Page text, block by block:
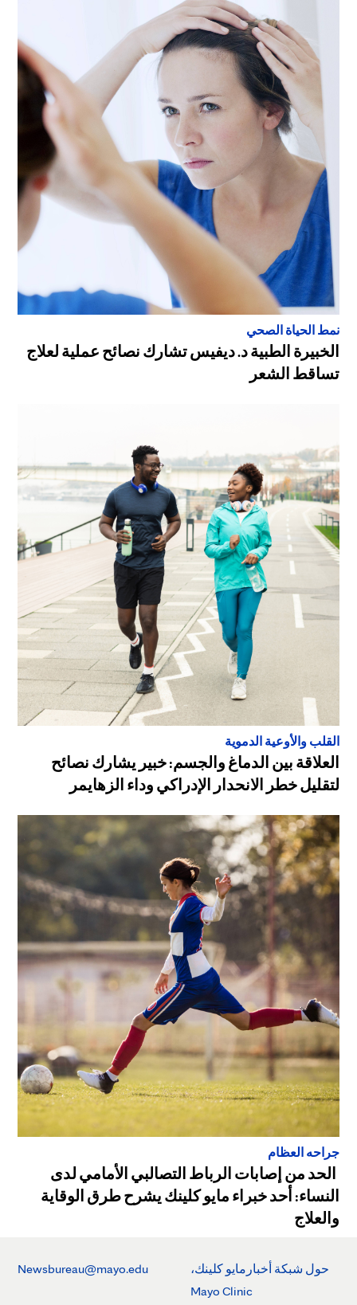
نمط الحياة الصحي
الخبيرة الطبية د. ديفيس تشارك نصائح عملية لعلاج
تساقط الشعر
القلب والأوعية الدموية
العلاقة بين الدماغ والجسم: خبير يشارك نصائح
لتقليل خطر الانحدار الإدراكي وداء الزهايمر
جراحه العظام
الحد من إصابات الرباط التصالبي الأمامي لدى
النساء: أحد خبراء مايو كلينك يشرح طرق الوقاية
والعلاج
حول شبكة أخبارمايو كلينك،
Mayo Clinic
Newsbureau@mayo.edu